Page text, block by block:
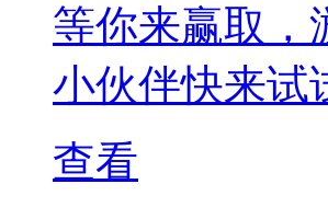
等你来赢取，
小伙伴快来试
查看